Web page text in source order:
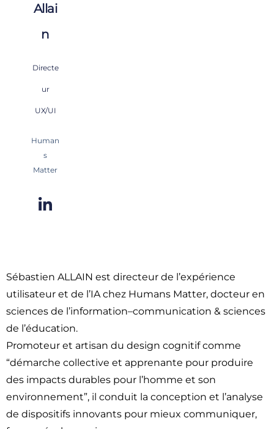
Allai
n
Directe
ur
UX/UI
Human
s
Matter
Sébastien ALLAIN est directeur de l’expérience
utilisateur et de l’IA chez Humans Matter, docteur en
sciences de l’information–communication & sciences
de l’éducation.
Promoteur et artisan du design cognitif comme
“démarche collective et apprenante pour produire
des impacts durables pour l’homme et son
environnement”, il conduit la conception et l’analyse
de dispositifs innovants pour mieux communiquer,